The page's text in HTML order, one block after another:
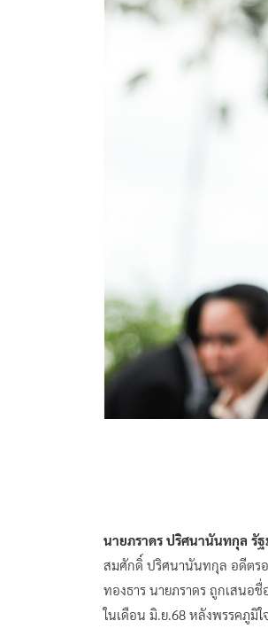
นายภราดร ปริศนานันทกุล รั
สมศักดิ์ ปริศนานันทกุล อดีตรอ
ทองธาร นายภราดร ถูกเสนอ
ในเดือน มิ.ย.68 หลังพรรคภูมิ